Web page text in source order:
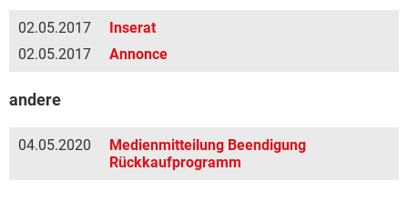
02.05.2017
Inserat
02.05.2017
Annonce
andere
04.05.2020
Medienmitteilung Beendigung
Rückkaufprogramm